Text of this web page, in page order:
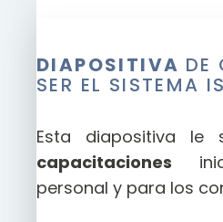
DIAPOSITIVA DE
SER EL SISTEMA
Esta diapositiva le
capacitaciones
personal y para los